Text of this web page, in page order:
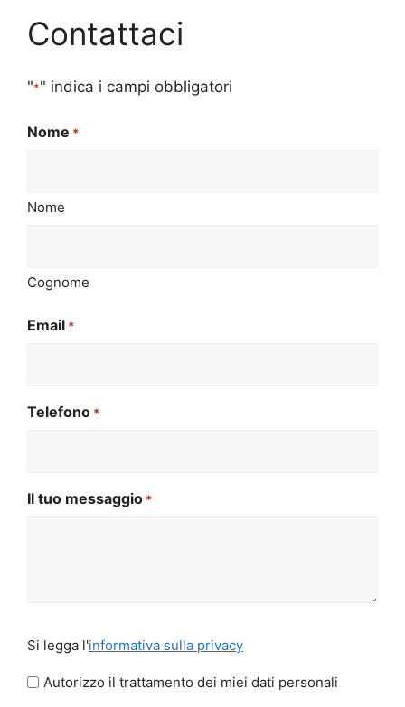
Contattaci
"*" indica i campi obbligatori
Nome *
Nome
Cognome
Email *
Telefono *
Il tuo messaggio *
legga
l'informativa
Si legga l'informativa sulla privacy
Autorizzo il trattamento dei miei dati personali